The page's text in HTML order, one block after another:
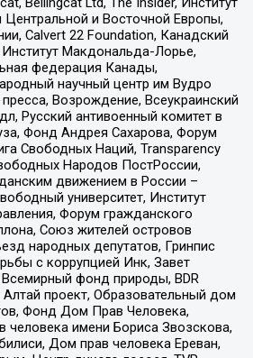
Центральной и Восточной Европы,
Calvert 22 Foundation, Канадский
Институт Макдональда-Лорье,
федерация Канады,
научный центр им Вудро
Возрождение, Всеукраинский
Русский антивоенный комитет в
Фонд Андрея Сахарова, Форум
Свободных Наций, Transparеncy
Народов ПостРоссии,
движением в России –
университет, Институт
Форум гражданского
Союз жителей островов
народных депутатов, Гринпис
с коррупцией Инк, Завет
Всемирный фонд природы, BDR
Алтай проект, Образовательный дом
Фонд Дом Прав Человека,
человека имени Бориса Звозскова,
Дом прав человека Ереван,